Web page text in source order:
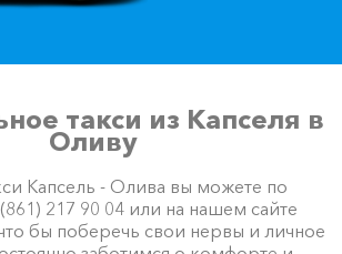
такси из Капселя в
Оливу
Капсель - Олива вы можете по
217 90 04 или на нашем сайте
бы поберечь свои нервы и личное